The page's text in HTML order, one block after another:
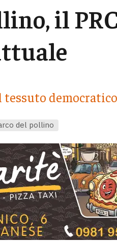
il
del pollino